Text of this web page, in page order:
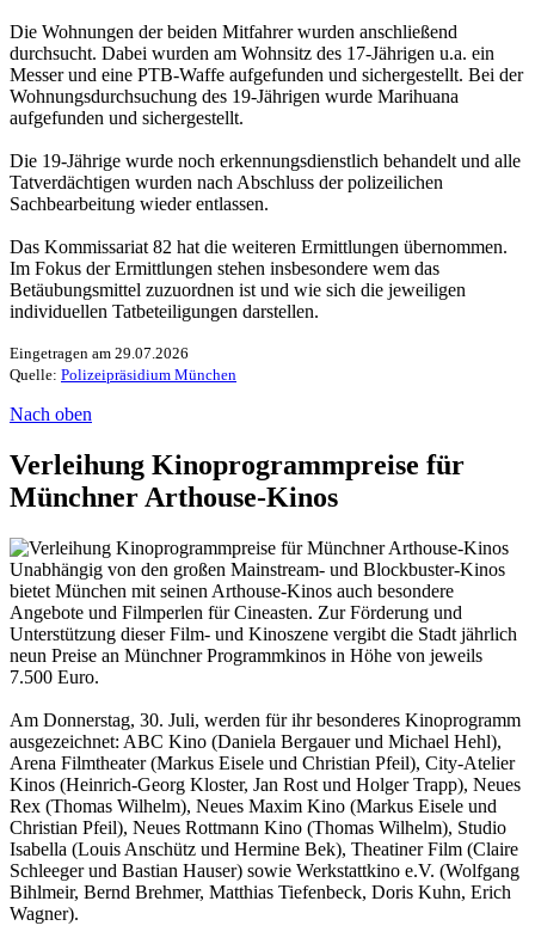
Die Wohnungen der beiden Mitfahrer wurden anschließend
durchsucht. Dabei wurden am Wohnsitz des 17-Jährigen u.a. ein
Messer und eine PTB-Waffe aufgefunden und sichergestellt. Bei der
Wohnungsdurchsuchung des 19-Jährigen wurde Marihuana
aufgefunden und sichergestellt.
Die 19-Jährige wurde noch erkennungsdienstlich behandelt und alle
Tatverdächtigen wurden nach Abschluss der polizeilichen
Sachbearbeitung wieder entlassen.
Das Kommissariat 82 hat die weiteren Ermittlungen übernommen.
Im Fokus der Ermittlungen stehen insbesondere wem das
Betäubungsmittel zuzuordnen ist und wie sich die jeweiligen
individuellen Tatbeteiligungen darstellen.
Eingetragen am 29.07.2026
Quelle: Polizeipräsidium München
Nach oben
Verleihung Kinoprogrammpreise für
Münchner Arthouse-Kinos
Unabhängig von den großen Mainstream- und Blockbuster-Kinos
bietet München mit seinen Arthouse-Kinos auch besondere
Angebote und Filmperlen für Cineasten. Zur Förderung und
Unterstützung dieser Film- und Kinoszene vergibt die Stadt jährlich
neun Preise an Münchner Programmkinos in Höhe von jeweils
7.500 Euro.
Am Donnerstag, 30. Juli, werden für ihr besonderes Kinoprogramm
ausgezeichnet: ABC Kino (Daniela Bergauer und Michael Hehl),
Arena Filmtheater (Markus Eisele und Christian Pfeil), City-Atelier
Kinos (Heinrich-Georg Kloster, Jan Rost und Holger Trapp), Neues
Rex (Thomas Wilhelm), Neues Maxim Kino (Markus Eisele und
Christian Pfeil), Neues Rottmann Kino (Thomas Wilhelm), Studio
Isabella (Louis Anschütz und Hermine Bek), Theatiner Film (Claire
Schleeger und Bastian Hauser) sowie Werkstattkino e.V. (Wolfgang
Bihlmeir, Bernd Brehmer, Matthias Tiefenbeck, Doris Kuhn, Erich
Wagner).